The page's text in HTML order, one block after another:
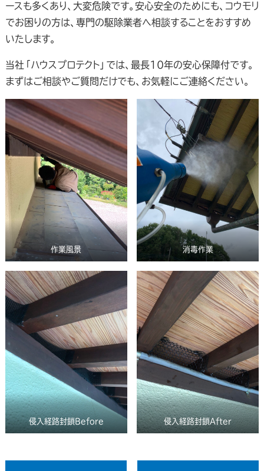
ースも多くあり、大変危険です。安心安全のためにも、コウモリ
でお困りの方は、専門の駆除業者へ相談することをおすすめ
いたします。
当社「ハウスプロテクト」では、最長10年の安心保障付です。
まずはご相談やご質問だけでも、お気軽にご連絡ください。
作業風景 消毒作業
侵入経路封鎖Before 侵入経路封鎖After